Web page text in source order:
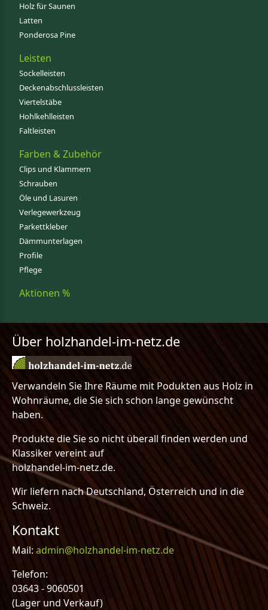
Holz für Saunen
Latten
Ponderosa Pine
Leisten
Sockelleisten
Deckenabschlussleisten
Viertelstäbe
Hohlkehlleisten
Faltleisten
Farben & Zubehör
Clips und Klammern
Schrauben
Öle und Lasuren
Verlegewerkzeug
Parkettkleber
Dämmunterlagen
Profile
Pflege
Aktionen %
Über holzhandel-im-netz.de
Verwandeln Sie Ihre Räume mit Podukten aus Holz in
Wohnräume, die Sie sich schon lange gewünscht
haben.
Produkte die Sie so nicht überall finden werden und
Klassiker vereint auf
holzhandel-im-netz.de.
Wir liefern nach Deutschland, Österreich und in die
Schweiz.
Kontakt
Mail: admin@holzhandel-im-netz.de
Telefon:
03643 - 9060501
(Lager und Verkauf)